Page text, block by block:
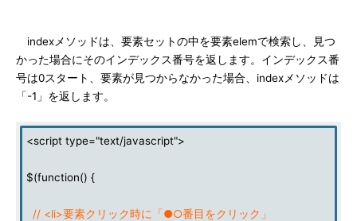
indexメソッドは、要素セットの中を要素elemで検索し、見つ
かった場合にそのインデックス番号を返します。インデックス番
号は0スタート、要素が見つからなかった場合、indexメソッドは
「-1」を返します。
<script type="text/javascript">
$(function() {
// <li>要素クリック時に「●○番目をクリック」